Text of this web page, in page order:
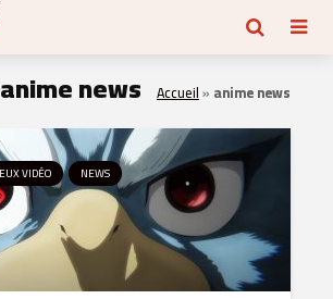
news Accueil» anime news
VIDÉO NEWS